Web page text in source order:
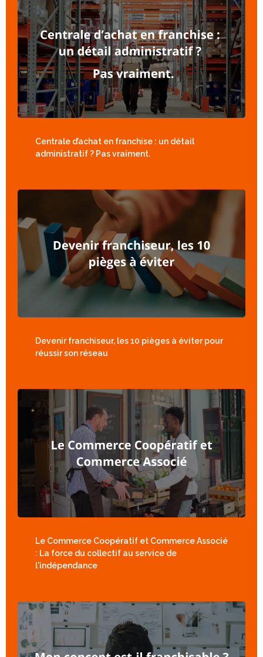
Centrale d’achat en franchise : un détail
administratif ? Pas vraiment.
Devenir franchiseur, les 10 pièges à éviter pour
réussir son réseau
Le Commerce Coopératif et Commerce Associé
: La force du collectif au service de
l'indépendance